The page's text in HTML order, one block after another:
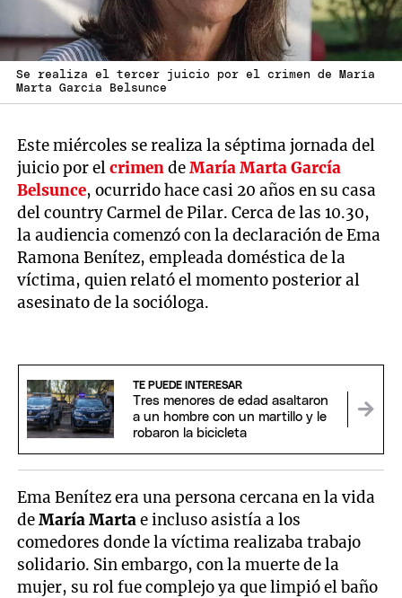
Se realiza el tercer juicio por el crimen de María
Marta García Belsunce
Este miércoles se realiza la séptima jornada del
juiciopor elcrimendeMaría Marta García
Belsunce, ocurrido hace casi 20 años en su casa
del country Carmel de Pilar. Cerca de las 10.30,
la audiencia comenzó con la declaración de Ema
Ramona Benítez, empleada doméstica de la
víctima, quien relató el momento posterior al
asesinato de la socióloga.
TE PUEDE INTERESAR
Tres menores de edad asaltaron
a un hombre con un martillo y le
robaron la bicicleta
Ema Benítez era una persona cercana en la vida
deMaría Martae incluso asistía a los
comedores donde la víctima realizaba trabajo
solidario. Sin embargo, con la muerte de la
mujer, su rol fue complejo ya que limpió el baño